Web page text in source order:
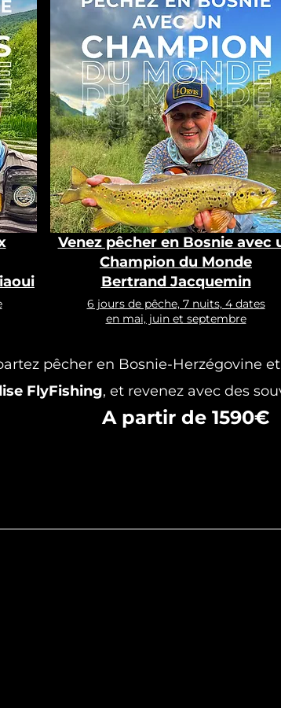
Venez pêcher en Bosnie avec
Champion du Monde
Bertrand Jacquemin
6 jours de pêche, 7 nuits, 4 dates
en mai, juin et septembre
pêcher en Bosnie-Herzégovine
FlyFishing, et revenez avec des
A partir de 1590€